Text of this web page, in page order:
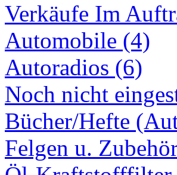
Verkäufe Im
Automobile (4)
Autoradios (6)
Noch nicht
Bücher/Hefte
Felgen u.